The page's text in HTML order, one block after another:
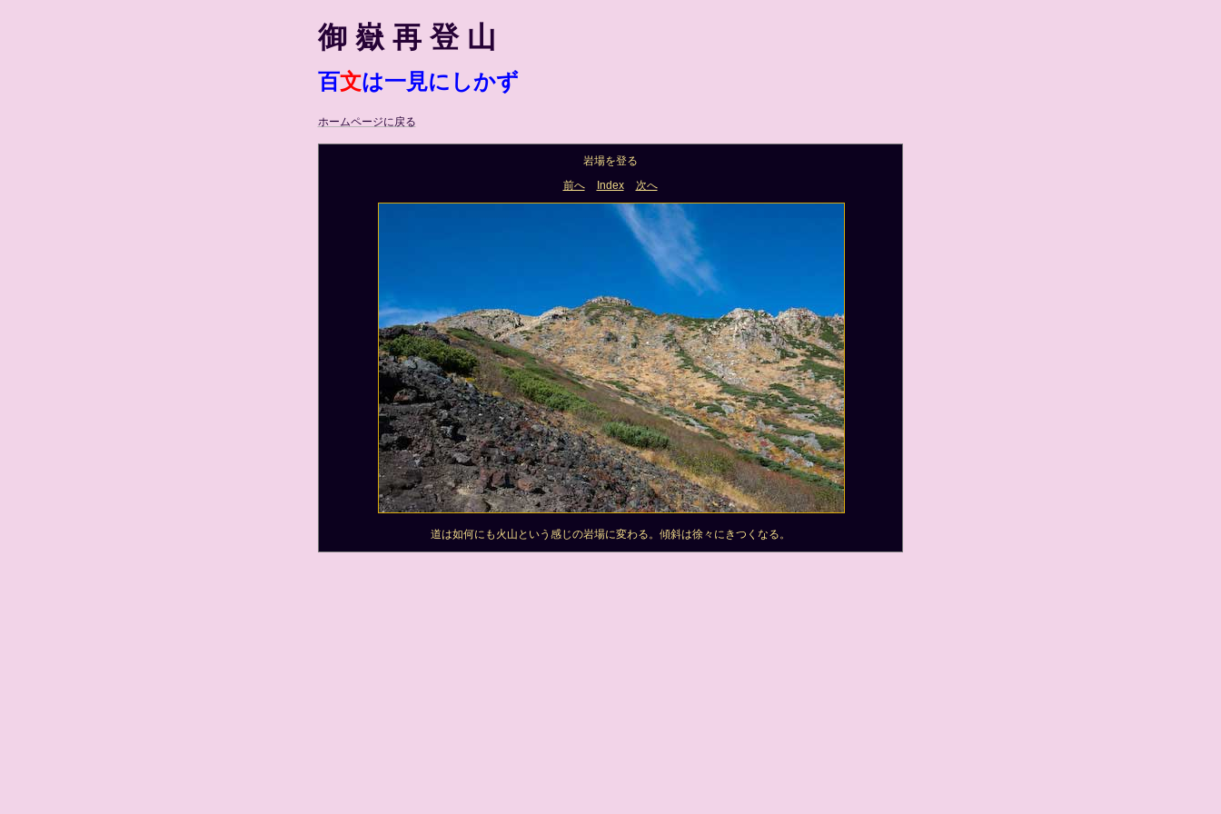
御 嶽 再 登 山
百文は一見にしかず
ホームページに戻る
岩場を登る
前へ
Index 次へ
道は如何にも火山という感じの岩場に変わる。傾斜は徐々にきつくなる。